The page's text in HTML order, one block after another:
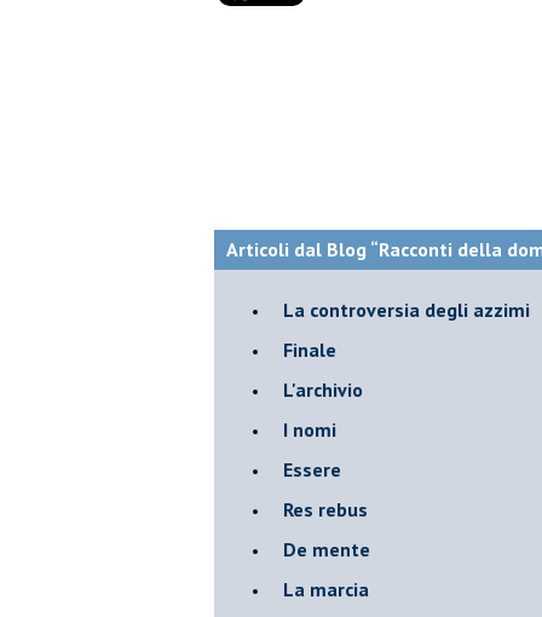
Articoli dal Blog “Racconti della
La controversia degli azzimi
Finale
L'archivio
I nomi
Essere
Res rebus
De mente
La marcia